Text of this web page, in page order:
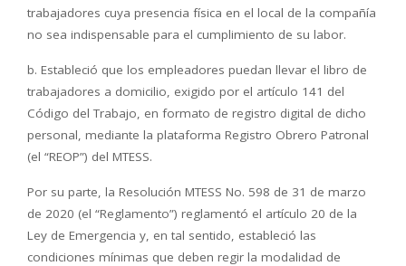
trabajadores cuya presencia física en el local de la compañía
no sea indispensable para el cumplimiento de su labor.
b. Estableció que los empleadores puedan llevar el libro de
trabajadores a domicilio, exigido por el artículo 141 del
Código del Trabajo, en formato de registro digital de dicho
personal, mediante la plataforma Registro Obrero Patronal
(el “REOP”) del MTESS.
Por su parte, la Resolución MTESS No. 598 de 31 de marzo
de 2020 (el “Reglamento”) reglamentó el artículo 20 de la
Ley de Emergencia y, en tal sentido, estableció las
condiciones mínimas que deben regir la modalidad de